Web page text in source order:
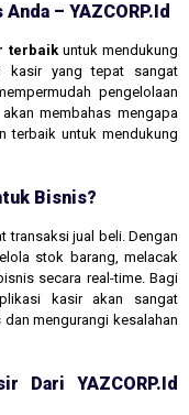
– YAZCORP.id
terbaikuntuk mendukung
kasir yang tepat sangat
pengelolaan
membahas mengapa
terbaik untuk mendukung
Bisnis?
transaksi jual beli. Dengan
stok barang, melacak
secara real-time. Bagi
kasir akan sangat
mengurangi kesalahan
Dari YAZCORP.id